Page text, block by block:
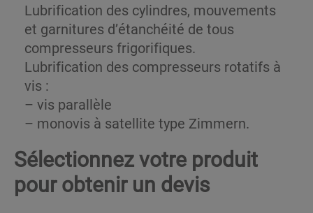
Lubrification des cylindres, mouvements
et garnitures d’étanchéité de tous
compresseurs frigorifiques.
Lubrification des compresseurs rotatifs à
vis :
– vis parallèle
– monovis à satellite type Zimmern.
Sélectionnez votre produit
pour obtenir un devis